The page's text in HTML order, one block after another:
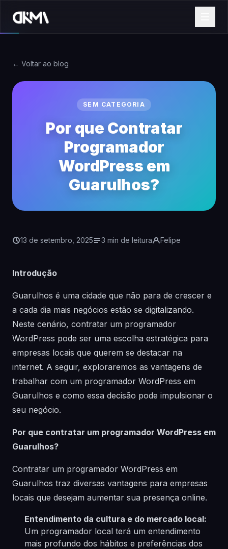
← Voltar ao blog
SEM CATEGORIA
Por que Contratar
Programador
WordPress em
Guarulhos?
13 de setembro, 2025 3 min de leitura Felipe
Introdução
Guarulhos é uma cidade que não para de crescer e
a cada dia mais negócios estão se digitalizando.
Neste cenário, contratar um programador
WordPress pode ser uma escolha estratégica para
empresas locais que querem se destacar na
internet. A seguir, exploraremos as vantagens de
trabalhar com um programador WordPress em
Guarulhos e como essa decisão pode impulsionar o
seu negócio.
Por que contratar um programador WordPress em
Guarulhos?
Contratar um programador WordPress em
Guarulhos traz diversas vantagens para empresas
locais que desejam aumentar sua presença online.
Entendimento da cultura e do mercado local:
Um programador local terá um entendimento
mais profundo dos hábitos e preferências dos